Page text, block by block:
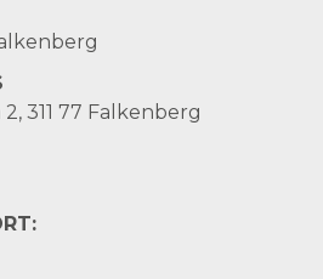
311 77 Falkenberg